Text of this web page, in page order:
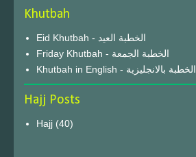
Khutbah
Eid Khutbah - الخطبة العيد
Friday Khutbah - الخطبة الجمعة
Khutbah in English - الخطبة بالانجليزية
Hajj Posts
Hajj (40)